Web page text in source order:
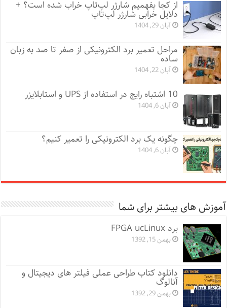
از کجا بفهمیم شارژر لپ‌تاپ خراب شده است؟ +
دلایل خرابی شارژر لپ‌تاپ
آبان 29, 1404
مراحل تعمیر برد الکترونیکی از صفر تا صد به زبان
ساده
آبان 22, 1404
10 اشتباه رایج در استفاده از UPS و استابلایزر
آبان 6, 1404
چگونه یک برد الکترونیکی را تعمیر کنیم؟
آبان 6, 1404
آموزش های بیشتر برای شما
برد FPGA ucLinux
بهمن 15, 1392
دانلود کتاب طراحی عملی فیلتر های دیجیتال و
آنالوگ
بهمن 29, 1392